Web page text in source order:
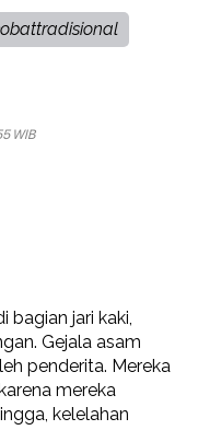
obattradisional
WIB
bagian jari kaki,
Gejala asam
penderita. Mereka
mereka
kelelahan